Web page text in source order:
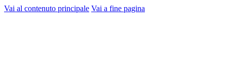
Vai al contenuto principale Vai a fine pagina